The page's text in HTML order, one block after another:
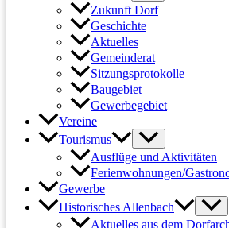
Zukunft Dorf
Geschichte
Aktuelles
Gemeinderat
Sitzungsprotokolle
Baugebiet
Gewerbegebiet
Vereine
Tourismus
Ausflüge und Aktivitäten
Ferienwohnungen/
Gewerbe
Historisches Allenbach
Aktuelles aus dem